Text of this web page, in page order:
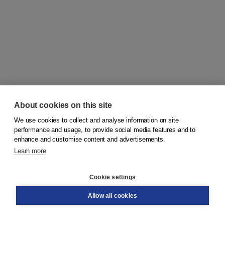
© 2026Koninklijke Boom uitgevers
Order
About cookies on this site
We use cookies to collect and analyse information on site
performance and usage, to provide social media features and to
enhance and customise content and advertisements.
Learn more
Cookie settings
Allow all cookies